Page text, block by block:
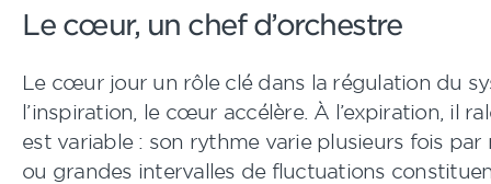
Le cœur, un chef d’orchestre
Le cœur jour un rôle clé dans la régulation du
l’inspiration, le cœur accélère. À l’expiration, il
est variable : son rythme varie plusieurs fois par
ou grandes intervalles de fluctuations